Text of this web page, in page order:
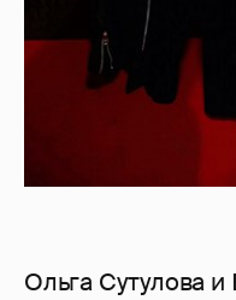
Ольга Сутулова